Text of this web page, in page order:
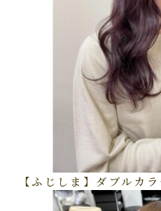
【ふじしま】ダブルカ